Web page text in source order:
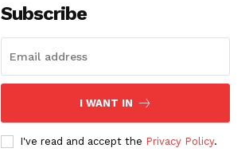
Subscribe
I WANT IN
I've read and accept the Privacy Policy.